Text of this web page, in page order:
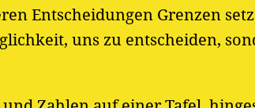
Entscheidungen Grenzen
uns zu entscheiden,